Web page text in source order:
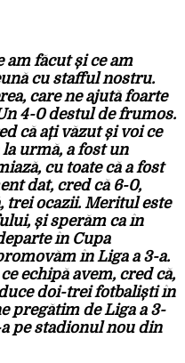
am făcut și ce am
cu stafful nostru.
care ne ajută foarte
4-0 destul de frumos.
că ați văzut și voi ce
la urmă, a fost un
cu toate că a fost
dat, cred că 6-0,
trei ocazii. Meritul este
și sperăm ca în
în Cupa
în Liga a 3-a.
echipă avem, cred că,
doi-trei fotbaliști în
pregătim de Liga a 3-
pe stadionul nou din